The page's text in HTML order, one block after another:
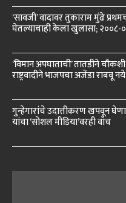
‘सावजी’ वादावर तुकाराम मुंढे
घेतल्याचाही केला खुलासा;
‘विमान अपघाताची’ तातडीने
राष्ट्रवादीने भाजपचा अजेंडा राबवू
गुन्हेगारांचे उदात्तीकरण खपवून
यांचा ‘सोशल मीडिया’वरही वॉच